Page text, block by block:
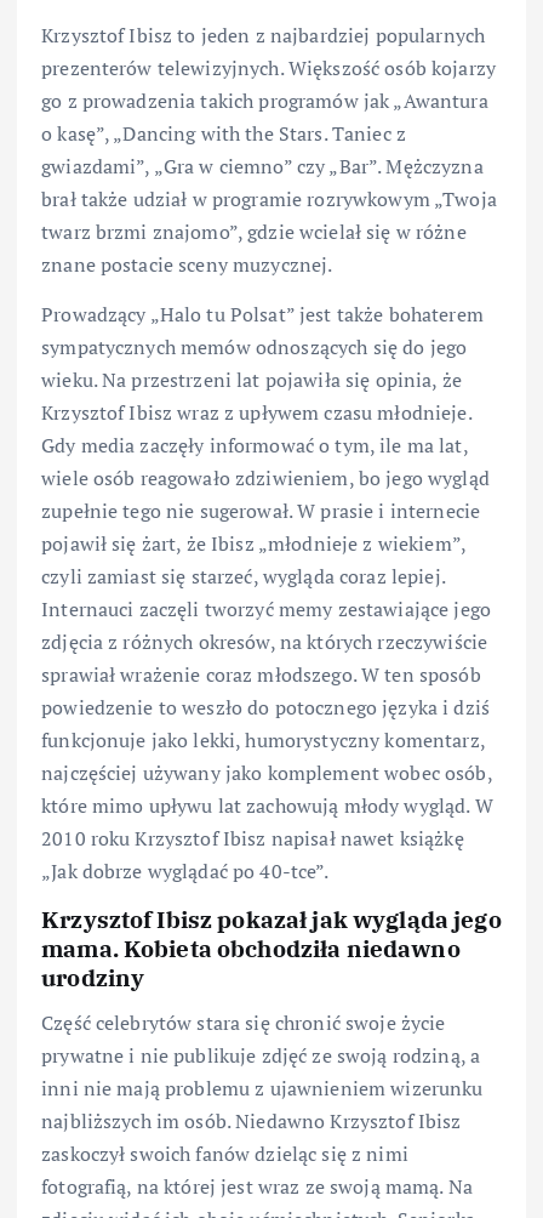
Krzysztof Ibisz to jeden z najbardziej popularnych
prezenterów telewizyjnych. Większość osób kojarzy
go z prowadzenia takich programów jak „Awantura
o kasę”, „Dancing with the Stars. Taniec z
gwiazdami”, „Gra w ciemno” czy „Bar”. Mężczyzna
brał także udział w programie rozrywkowym „Twoja
twarz brzmi znajomo”, gdzie wcielał się w różne
znane postacie sceny muzycznej.
Prowadzący „Halo tu Polsat” jest także bohaterem
sympatycznych memów odnoszących się do jego
wieku. Na przestrzeni lat pojawiła się opinia, że
Krzysztof Ibisz wraz z upływem czasu młodnieje.
Gdy media zaczęły informować o tym, ile ma lat,
wiele osób reagowało zdziwieniem, bo jego wygląd
zupełnie tego nie sugerował. W prasie i internecie
pojawił się żart, że Ibisz „młodnieje z wiekiem”,
czyli zamiast się starzeć, wygląda coraz lepiej.
Internauci zaczęli tworzyć memy zestawiające jego
zdjęcia z różnych okresów, na których rzeczywiście
sprawiał wrażenie coraz młodszego. W ten sposób
powiedzenie to weszło do potocznego języka i dziś
funkcjonuje jako lekki, humorystyczny komentarz,
najczęściej używany jako komplement wobec osób,
które mimo upływu lat zachowują młody wygląd. W
2010 roku Krzysztof Ibisz napisał nawet książkę
„Jak dobrze wyglądać po 40-tce”.
Krzysztof Ibisz pokazał jak wygląda jego
mama. Kobieta obchodziła niedawno
urodziny
Część celebrytów stara się chronić swoje życie
prywatne i nie publikuje zdjęć ze swoją rodziną, a
inni nie mają problemu z ujawnieniem wizerunku
najbliższych im osób. Niedawno Krzysztof Ibisz
zaskoczył swoich fanów dzieląc się z nimi
fotografią, na której jest wraz ze swoją mamą. Na